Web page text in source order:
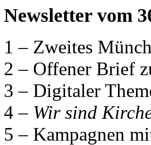
Newsletter vom
1 – Zweites
2 – Offener Brief
3 – Digitaler
4 – Wir sind
5 – Kampagnen